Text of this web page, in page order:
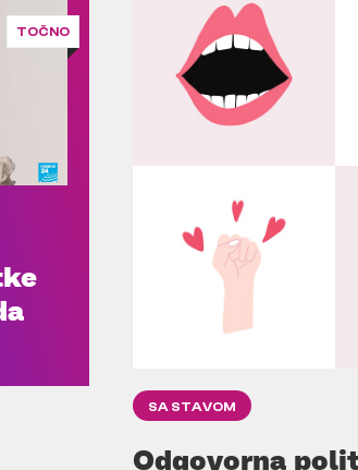
TOČNO
SA STAVOM
Odgovorna